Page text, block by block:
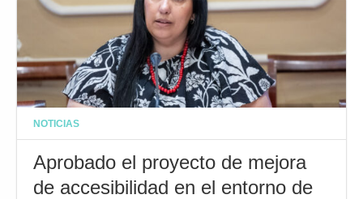
NOTICIAS
Aprobado el proyecto de mejora
de accesibilidad en el entorno de